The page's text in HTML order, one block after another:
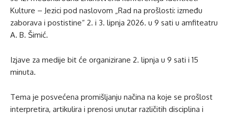
Kulture – Jezici pod naslovom „Rad na prošlosti: između
zaborava i postistine“ 2. i 3. lipnja 2026. u 9 sati u amfiteatru
A. B. Šimić.
Izjave za medije bit će organizirane 2. lipnja u 9 sati i 15
minuta.
Tema je posvećena promišljanju načina na koje se prošlost
interpretira, artikulira i prenosi unutar različitih disciplina i